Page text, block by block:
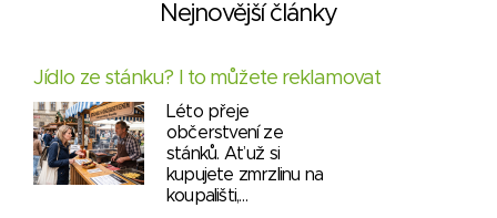
Nejnovější články
Jídlo ze stánku? I to můžete reklamovat
Léto přeje
občerstvení ze
stánků. Ať už si
kupujete zmrzlinu na
koupališti,…